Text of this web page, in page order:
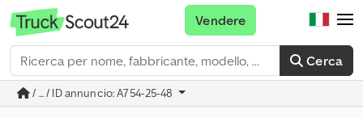
Cerca
Vendere
/ ... / ID annuncio: A754-25-48